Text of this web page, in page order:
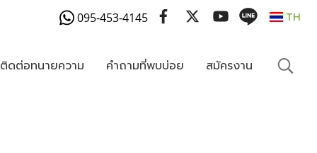
095-453-4145 TH
ดต่อทนายความ คำถามที่พบบ่อย สมัครงาน